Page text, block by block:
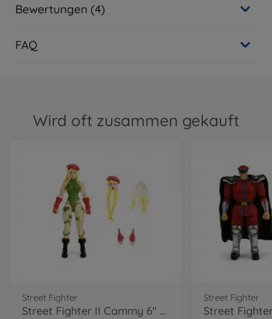
Bewertungen (4)
FAQ
Wird oft zusammen gekauft
Street Fighter
Street Fighter II Cammy 6" Figure
Street Fighter